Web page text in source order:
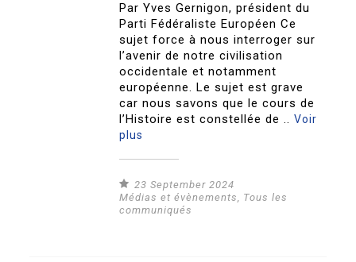
Par Yves Gernigon, président du
Parti Fédéraliste Européen Ce
sujet force à nous interroger sur
l’avenir de notre civilisation
occidentale et notamment
européenne. Le sujet est grave
car nous savons que le cours de
l’Histoire est constellée de ..Voir
plus
23 September 2024
Médias et évènements, Tous les
communiqués